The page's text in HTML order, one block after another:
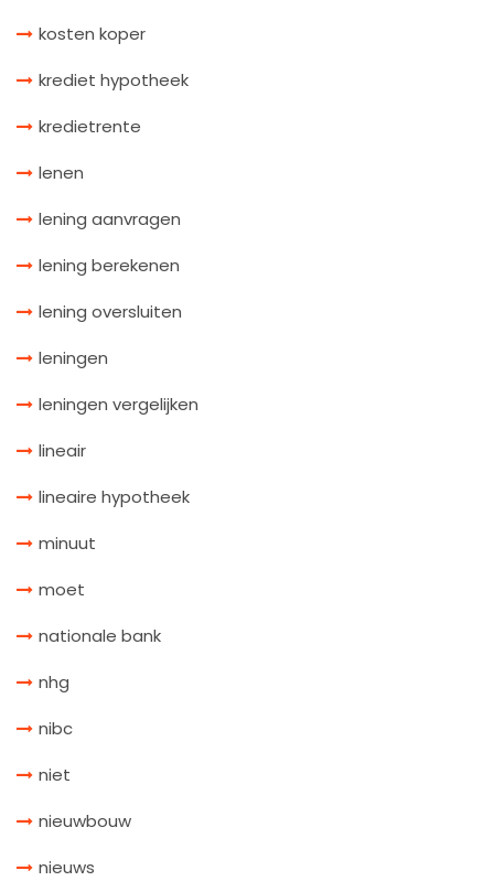
kosten koper
krediet hypotheek
kredietrente
lenen
lening aanvragen
lening berekenen
lening oversluiten
leningen
leningen vergelijken
lineair
lineaire hypotheek
minuut
moet
nationale bank
nhg
nibc
niet
nieuwbouw
nieuws